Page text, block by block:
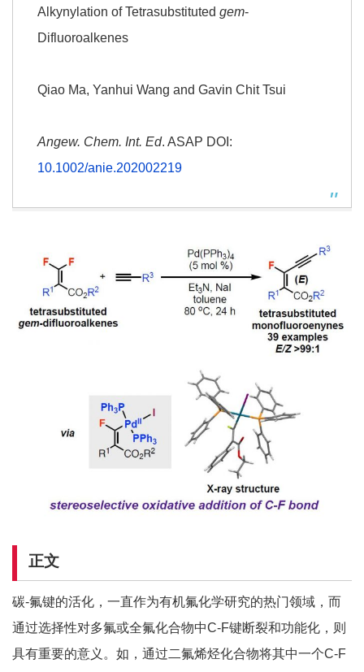
Alkynylation of Tetrasubstituted gem-
Difluoroalkenes
Qiao Ma, Yanhui Wang and Gavin Chit Tsui
Angew. Chem. Int. Ed. ASAP DOI:
10.1002/anie.202002219
正文
碳-氟键的活化，一直作为有机氟化学研究的热门领域，而
通过选择性对多氟或全氟化合物中C-F键断裂和功能化，则
具有重要的意义。如，通过二氟烯烃化合物将其中一个C-F